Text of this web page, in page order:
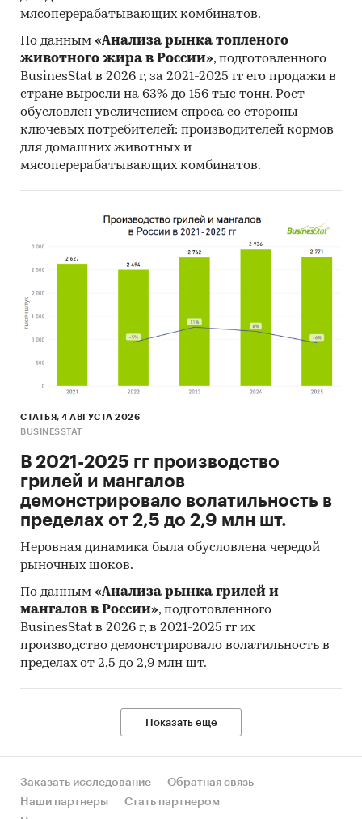
мясоперерабатывающих комбинатов.
По данным «Анализа рынка топленого
животного жира в России», подготовленного
BusinesStat в 2026 г, за 2021-2025 гг его продажи в
стране выросли на 63% до 156 тыс тонн. Рост
обусловлен увеличением спроса со стороны
ключевых потребителей: производителей кормов
для домашних животных и
мясоперерабатывающих комбинатов.
СТАТЬЯ, 4 АВГУСТА 2026
BUSINESSTAT
В 2021-2025 гг производство
грилей и мангалов
демонстрировало волатильность в
пределах от 2,5 до 2,9 млн шт.
Неровная динамика была обусловлена чередой
рыночных шоков.
По данным «Анализа рынка грилей и
мангалов в России», подготовленного
BusinesStat в 2026 г, в 2021-2025 гг их
производство демонстрировало волатильность в
пределах от 2,5 до 2,9 млн шт.
Показать еще
Заказать исследование
Обратная связь
Наши партнеры
Стать партнером